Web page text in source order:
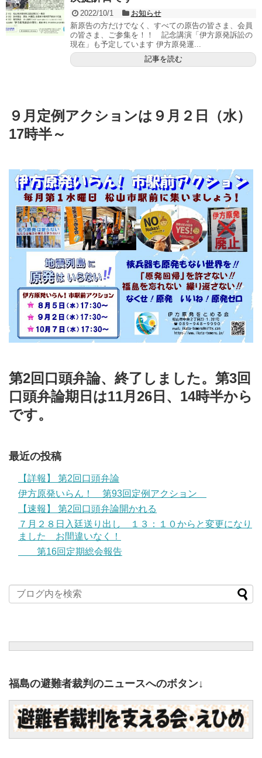
2022/10/1
お知らせ
新原告の方だけでなく、すべての原告の皆さま、会員
の皆さま、ご参集を！！ 記念講演「伊方原発訴訟の
現在」も予定しています 伊方原発運...
記事を読む
９月定例アクションは９月２日（水）
17時半～
第2回口頭弁論、終了しました。第3回
口頭弁論期日は11月26日、14時半から
です。
最近の投稿
【詳報】 第2回口頭弁論
伊方原発いらん！ 第93回定例アクション
【速報】 第2回口頭弁論開かれる
７月２８日入廷送り出し １３：１０からと変更になり
ました お間違いなく！
第16回定期総会報告
福島の避難者裁判のニュースへのボタン↓